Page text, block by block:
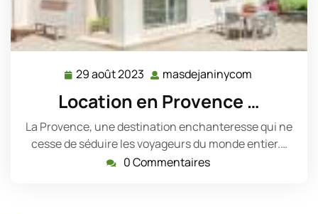
29 août 2023 29
août
2023
masdejaninycom
Location en Provence …
La Provence, une destination enchanteresse qui ne
cesse de séduire les voyageurs du monde entier.…
0 Commentaires